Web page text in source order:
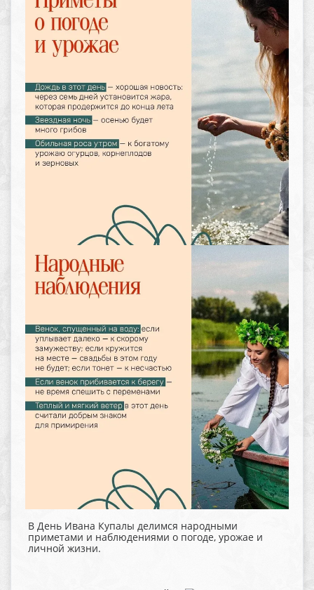
В День Ивана Купалы делимся народными
приметами и наблюдениями о погоде, урожае и
личной жизни.